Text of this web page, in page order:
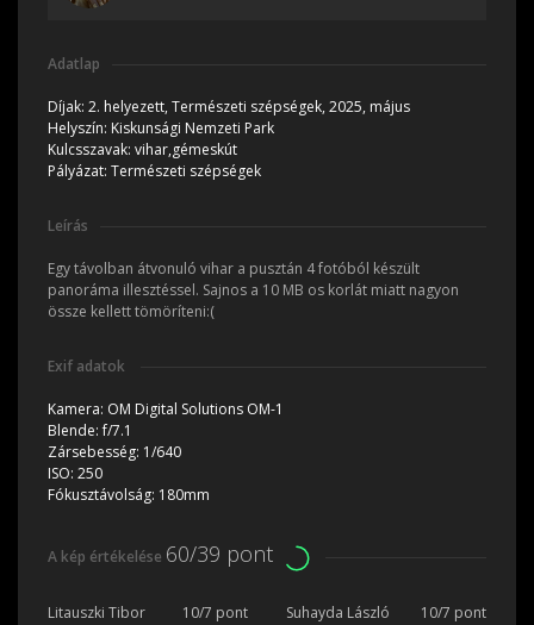
Adatlap
Díjak: 2. helyezett, Természeti szépségek, 2025, május
Helyszín: Kiskunsági Nemzeti Park
Kulcsszavak: vihar,gémeskút
Pályázat: Természeti szépségek
Leírás
Egy távolban átvonuló vihar a pusztán 4 fotóból készült
panoráma illesztéssel. Sajnos a 10 MB os korlát miatt nagyon
össze kellett tömöríteni:(
Exif adatok
Kamera: OM Digital Solutions OM-1
Blende:f/7.1
Zársebesség: 1/640
ISO: 250
Fókusztávolság: 180mm
A kép értékelése 60/39 pont
Litauszki Tibor 10/7 pont Suhayda László
10/7 pont